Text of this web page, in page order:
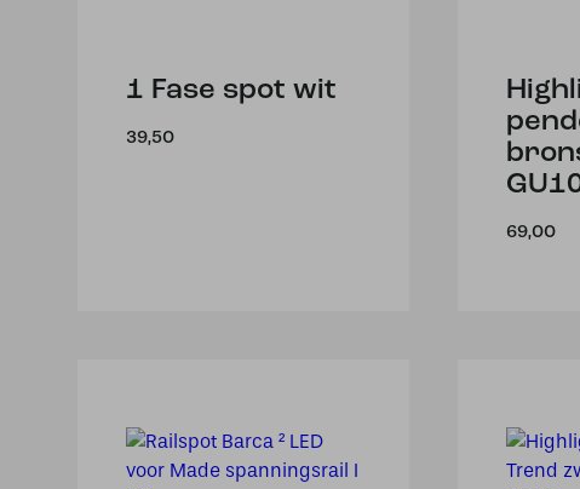
1 Fase spot wit
39,50
69,00